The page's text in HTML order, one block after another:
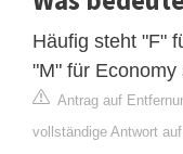
Häufig steht "F"
"M" für Economy
Antrag auf
vollständige Antwort